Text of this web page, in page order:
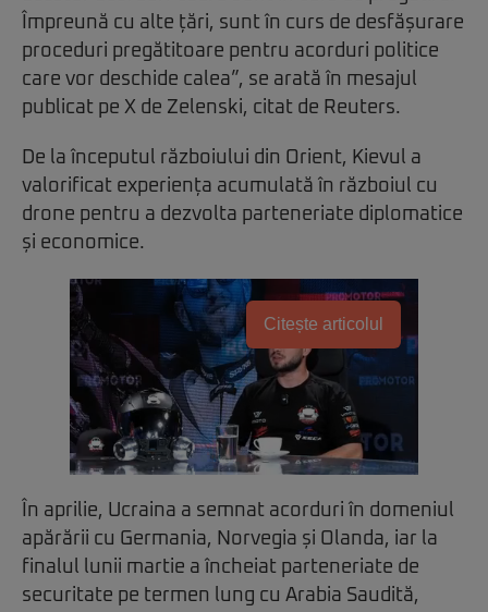
Împreună cu alte țări, sunt în curs de desfășurare
proceduri pregătitoare pentru acorduri politice
care vor deschide calea”, se arată în mesajul
publicat pe X de Zelenski, citat de Reuters.
De la începutul războiului din Orient, Kievul a
valorificat experiența acumulată în războiul cu
drone pentru a dezvolta parteneriate diplomatice
și economice.
Citește articolul
În aprilie, Ucraina a semnat acorduri în domeniul
apărării cu Germania, Norvegia și Olanda, iar la
finalul lunii martie a încheiat parteneriate de
securitate pe termen lung cu Arabia Saudită,